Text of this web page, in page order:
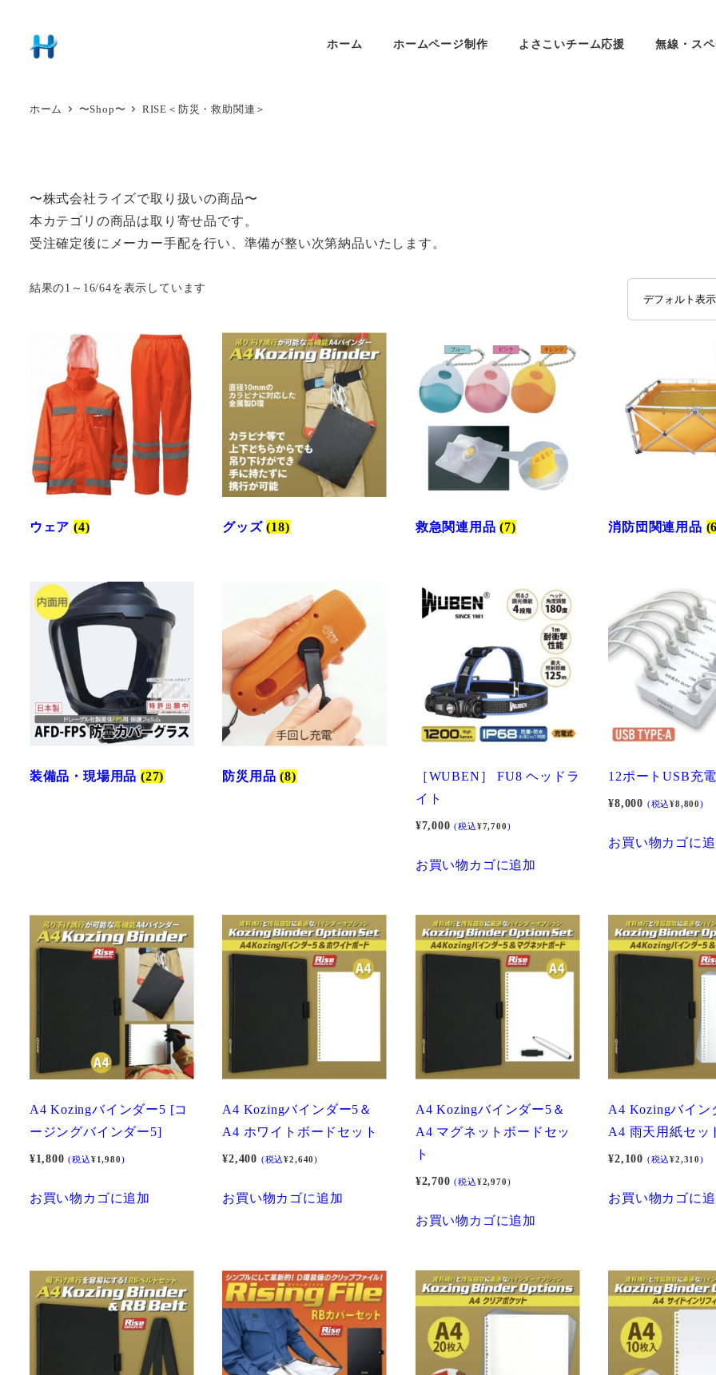
ホーム ホームページ制作 よさこいチーム応援 無線・ス
ホーム 〜Shop〜 RISE＜防災・救助関連＞
〜株式会社ライズで取り扱いの商品〜
本カテゴリの商品は取り寄せ品です。
受注確定後にメーカー手配を行い、準備が整い次第納品いたします。
結果の1～16/64を表示しています
ウェア (4) グッズ(18) 救急関連用品(7) 消防団関連用品
装備品・現場用品 (27) 防災用品(8)
［WUBEN］ FU8 ヘッドラ
イト
¥7,000 (税込¥7,700)
お買い物カゴに追加
12ポートUSB充
¥8,000 (税込¥8,800)
お買い物カゴに
A4 Kozingバインダー5 [コ
ージングバインダー5]
¥1,800 (税込¥1,980)
お買い物カゴに追加
A4 Kozingバインダー5＆
A4 ホワイトボードセット
¥2,400 (税込¥2,640)
お買い物カゴに追加
A4 Kozingバインダー5＆
A4 マグネットボードセッ
ト
¥2,700 (税込¥2,970)
お買い物カゴに追加
A4 Kozingバイン
A4 雨天用紙セッ
¥2,100 (税込¥2,310)
お買い物カゴに